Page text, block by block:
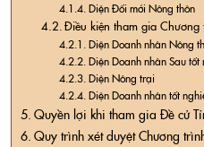
Diện Đổi mới Nông thôn
Điều kiện tham gia
Diện Doanh nhân Nông
Diện Doanh nhân Sau tốt
Diện Nông trại
Diện Doanh nhân tốt
Quyền lợi khi tham gia Đề cử
Quy trình xét duyệt Chương